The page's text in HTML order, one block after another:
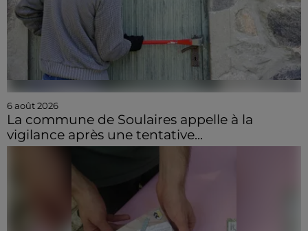
6 août 2026
La commune de Soulaires appelle à la
vigilance après une tentative...